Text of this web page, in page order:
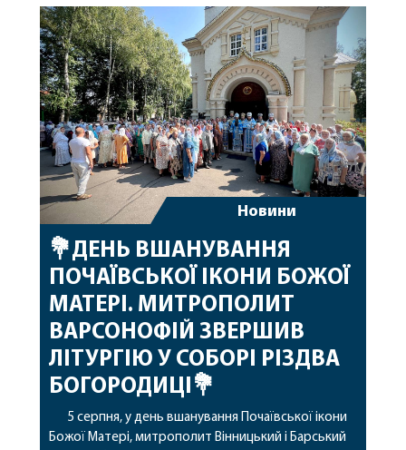
побажавши йому міцного здоров’я, Божої
допомоги, миру, духовної радості та
благословенних успіхів у подальшому
архіпастирському служінні. […]
Новини
💐ДЕНЬ ВШАНУВАННЯ
ПОЧАЇВСЬКОЇ ІКОНИ БОЖОЇ
МАТЕРІ. МИТРОПОЛИТ
ВАРСОНОФІЙ ЗВЕРШИВ
ЛІТУРГІЮ У СОБОРІ РІЗДВА
БОГОРОДИЦІ💐
5 серпня, у день вшанування Почаївської ікони
Божої Матері, митрополит Вінницький і Барський